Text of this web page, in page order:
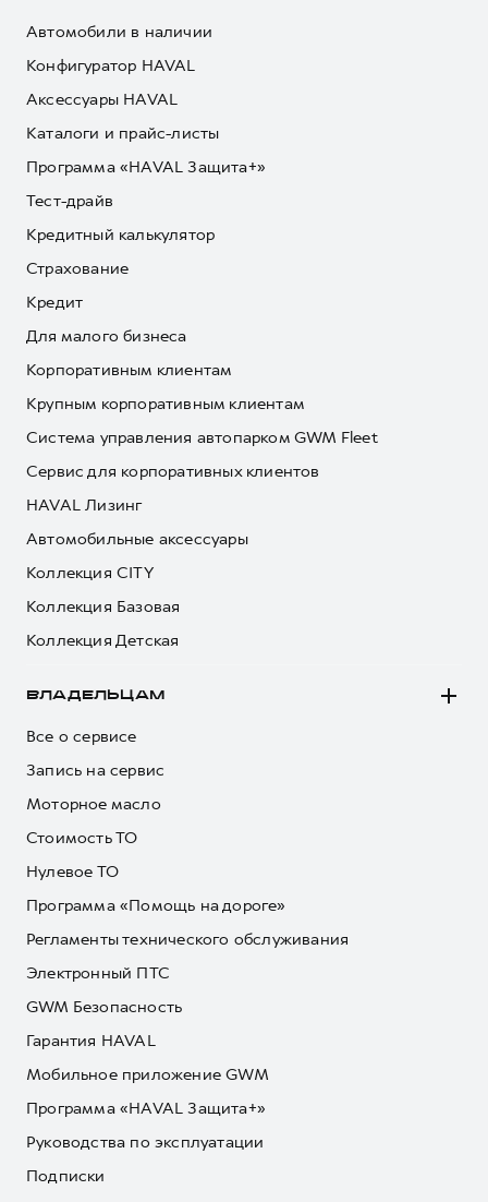
Автомобили в наличии
Конфигуратор HAVAL
Аксессуары HAVAL
Каталоги и прайс-листы
Программа «HAVAL Защита+»
Тест-драйв
Кредитный калькулятор
Страхование
Кредит
Для малого бизнеса
Корпоративным клиентам
Крупным корпоративным клиентам
Система управления автопарком GWM Fleet
Сервис для корпоративных клиентов
HAVAL Лизинг
Автомобильные аксессуары
Коллекция CITY
Коллекция Базовая
Коллекция Детская
ВЛАДЕЛЬЦАМ
Все о сервисе
Запись на сервис
Моторное масло
Стоимость ТО
Нулевое ТО
Программа «Помощь на дороге»
Регламенты технического обслуживания
Электронный ПТС
GWM Безопасность
Гарантия HAVAL
Мобильное приложение GWM
Программа «HAVAL Защита+»
Руководства по эксплуатации
Подписки